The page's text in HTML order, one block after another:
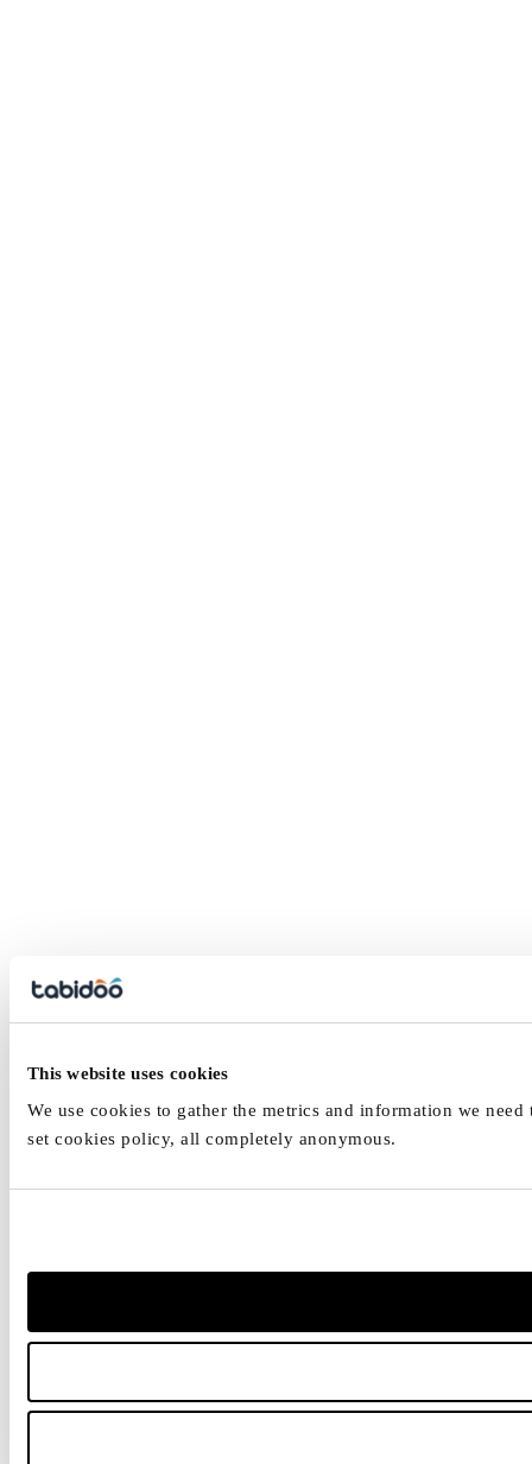
This website uses cookies
We use cookies to gather the metrics and information we
set cookies policy, all completely anonymous.